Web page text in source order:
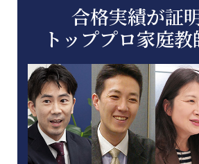
合格実績が証
トッププロ家庭